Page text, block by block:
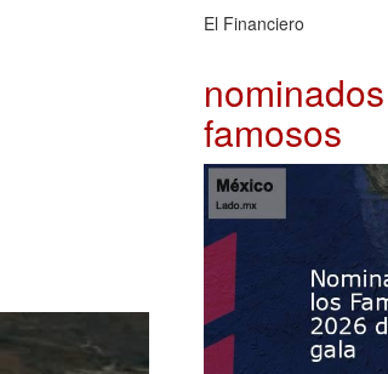
El Financiero
famosos